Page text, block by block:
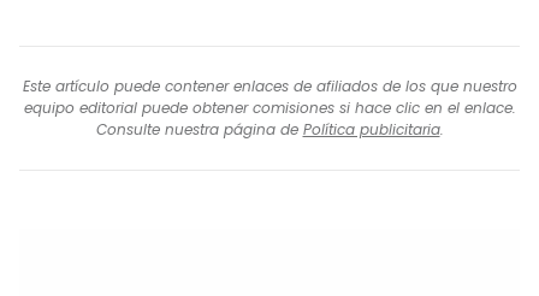
Este artículo puede contener enlaces de afiliados de los que nuestro
equipo editorial puede obtener comisiones si hace clic en el enlace.
Consulte nuestra página de Política publicitaria.